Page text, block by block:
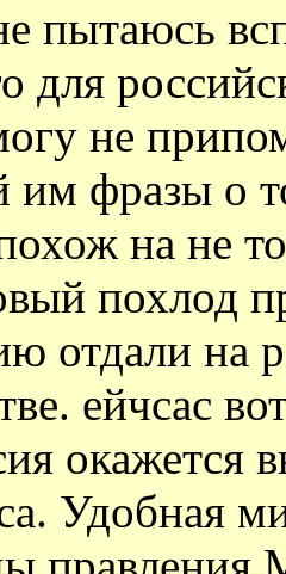
пытаюсь
для
не
им фразы о
на не
похлод
отдали на
ейчсас
окажется